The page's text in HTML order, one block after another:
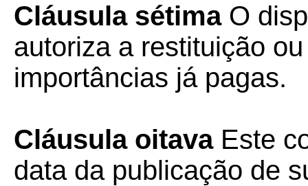
Cláusula sétima O
autoriza a restituição
importâncias já pagas.
Cláusula oitava Este
data da publicação de